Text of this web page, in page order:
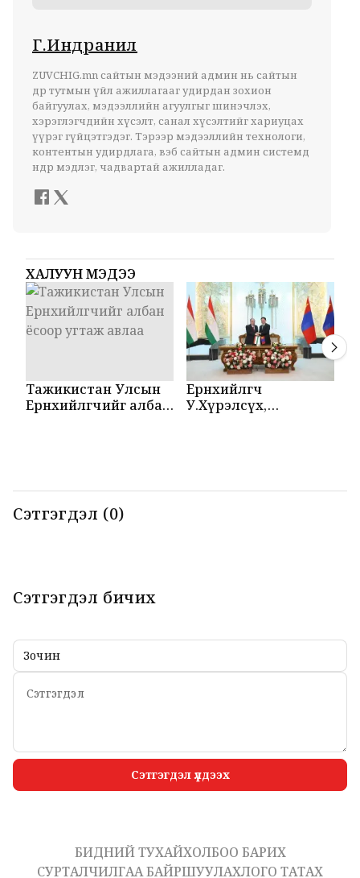
Г.Индранил
ZUVCHIG.mn сайтын мэдээний админ нь сайтын
өдөр тутмын үйл ажиллагааг удирдан зохион
байгуулах, мэдээллийн агуулгыг шинэчлэх,
хэрэглэгчдийн хүсэлт, санал хүсэлтийг хариуцах
үүрэг гүйцэтгэдэг. Тэрээр мэдээллийн технологи,
контентын удирдлага, вэб сайтын админ системд
өндөр мэдлэг, чадвартай ажилладаг.
ХАЛУУН МЭДЭЭ
Тажикистан Улсын
Ерөнхийлөгчийг албан
Ерөнхийлөгч
У.Хүрэлсүх,
Сэтгэгдэл (0)
Сэтгэгдэл бичих
Сэтгэгдэл үлдээх
БИДНИЙ ТУХАЙХОЛБОО БАРИХ
СУРТАЛЧИЛГАА БАЙРШУУЛАХЛОГО ТАТАХ